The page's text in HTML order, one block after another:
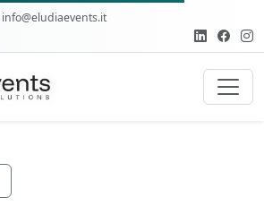
info@eludiaevents.it